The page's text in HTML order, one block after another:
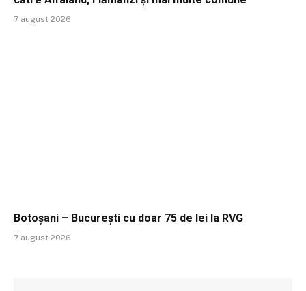
7 august 2026
Botoșani – București cu doar 75 de lei la RVG
7 august 2026